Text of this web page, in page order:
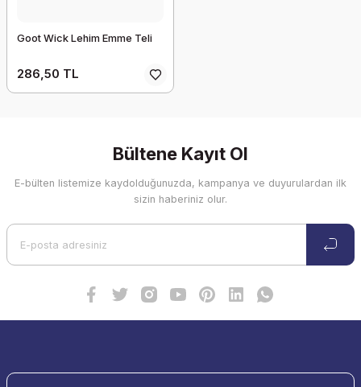
Goot Wick Lehim Emme Teli
286,50 TL
Bültene Kayıt Ol
E-bülten listemize kaydolduğunuzda, kampanya ve duyurulardan ilk
sizin haberiniz olur.